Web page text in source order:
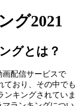
グ2021
グとは？
配信サービスで
ており、その中でも
ンキングされていま